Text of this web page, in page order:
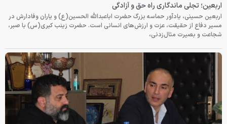
اربعین؛ تجلی ماندگاری راه حق و آزادگی
اربعین حسینی، یادآور حماسه بزرگ حضرت اباعبدالله الحسین(ع) و یاران وفادارش در
مسیر دفاع از حقیقت، عزت و ارزش‌های انسانی است. حضرت زینب کبری(س) با صبر،
شجاعت و بصیرت مثال‌زدنی،